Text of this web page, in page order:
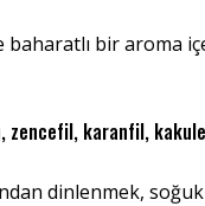
baharatlı bir aroma
zencefil, karanfil, kakule
dinlenmek,